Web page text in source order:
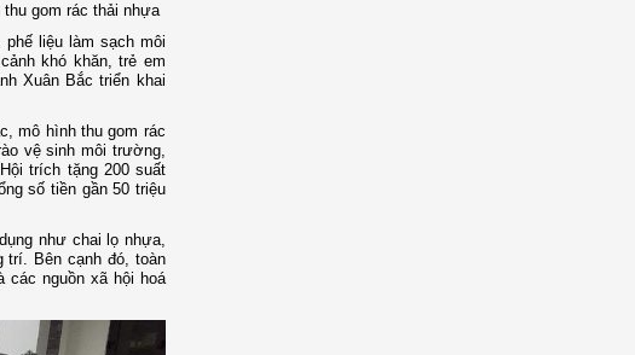
gom rác thải nhựa
liệu làm sạch môi
khó khăn, trẻ em
Xuân Bắc triển khai
mô hình thu gom rác
vệ sinh môi trường,
trích tặng 200 suất
số tiền gần 50 triệu
như chai lọ nhựa,
trí. Bên cạnh đó, toàn
các nguồn xã hội hoá